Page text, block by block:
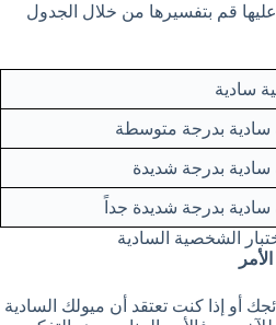
قم بتفسيرها من خلال الجدول
سادية
بدرجة متوسطة
بدرجة شديدة
بدرجة شديدة جداً
الشخصية السادية
أو إذا كنت تعتقد أن ميولك السادية